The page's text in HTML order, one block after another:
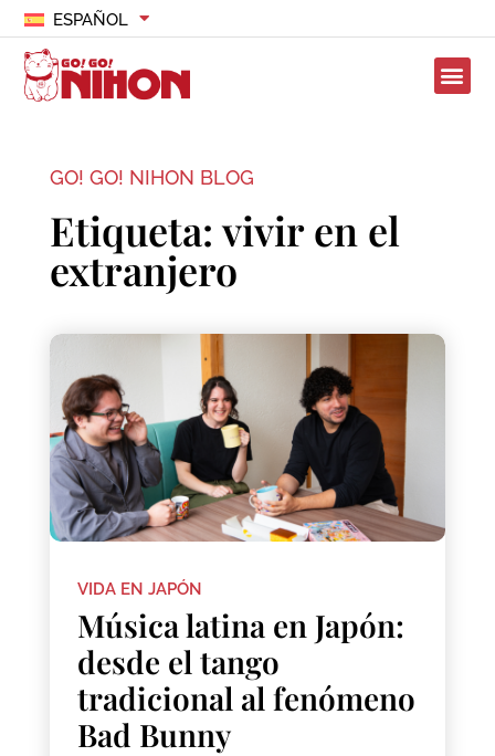
ESPAÑOL
GO! GO! NIHON BLOG
Etiqueta: vivir en el
extranjero
VIDA EN JAPÓN
Música latina en Japón:
desde el tango
tradicional al fenómeno
Bad Bunny